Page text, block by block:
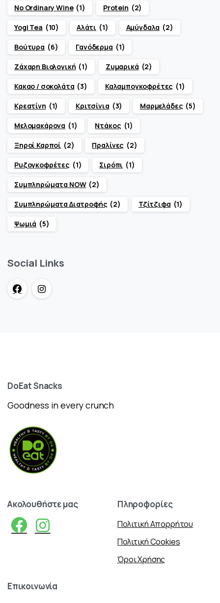
No Ordinary Wine (1) Protein (2)
Yogi Tea (10) Αλάτι (1) Αμύγδαλα (2)
Βούτυρα (6) Γανόδερμα (1)
Ζάχαρη Βιολογική (1) Ζυμαρικά (2)
Κακαο / σοκολάτα (3) Καλαμπογκοφρέτες (1)
Κρεατίνη (1) Κριτσίνια (3) Μαρμελάδες (5)
Μελομακάρονα (1) Ντάκος (1)
Ξηροί Καρποί (2) Πραλίνες (2)
Ρυζογκοφρέτες (1) Σιρόπι (1)
Συμπληρώματα NOW (2)
Συμπληρώματα Διατροφής (2) Τζίτζιφα (1)
Ψωμιά (5)
Social Links
DoEatSnacks
Goodness in every crunch
Ακολουθήστεμας Πληροφορίες
Πολιτική Απορρήτου
Πολιτική Cookies
Όροι Χρήσης
Επικοινωνία